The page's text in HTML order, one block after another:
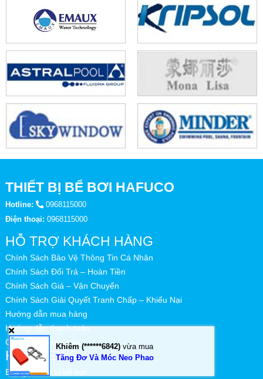
THIẾT BỊ BỂ BƠI HAFUCO
Hotline:
0968115000
Điện thoại: 0968115000
HỖ TRỢ KHÁCH HÀNG
Chính Sách Bảo Vệ Thông Tin Cá Nhân
Chính Sách Đổi Trả – Hoàn Tiền
Chính Sách Giá – Vận Chuyển
Chính Sách Giải Quyết Tranh Chấp – Khiếu Nại
Hướng dẫn mua hàng
Hướng dẫn thanh toán
Câu hỏi thường gặp
HOT NEWS
Báo giá thiết bị bể bơi
Khiêm (******6842) vừa mua
Tăng Đơ Và Móc Neo Phao